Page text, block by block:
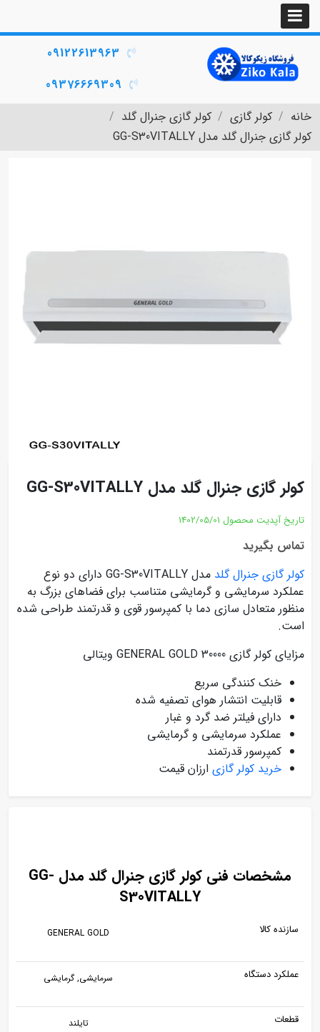
09122613963
09376669309
خانه
کولر گازی
کولر گازی جنرال گلد
کولر گازی جنرال گلد مدل GG-S30VITALLY
کولر گازی جنرال گلد مدل GG-S30VITALLY
تاریخ آپدیت محصول 1402/05/01
تماس بگیرید
کولر گازی جنرال گلد
مدل GG-S30VITALLY دارای دو نوع
عملکرد سرمایشی و گرمایشی متناسب برای فضاهای بزرگ به
منظور متعادل سازی دما با کمپرسور قوی و قدرتمند طراحی شده
است.
مزایای کولر گازی GENERAL GOLD 30000 ویتالی
خنک کنندگی سریع
قابلیت انتشار هوای تصفیه شده
دارای فیلتر ضد گرد و غبار
عملکرد سرمایشی و گرمایشی
کمپرسور قدرتمند
خرید کولر گازی ارزان قیمت
مشخصات فنی کولر گازی جنرال گلد مدل GG-
S30VITALLY
سازنده کالا GENERAL GOLD
عملکرد دستگاه سرمایشی, گرمایشی
قطعات تایلند